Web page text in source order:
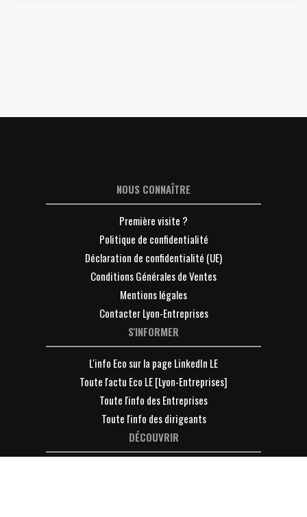
NOUS CONNAÎTRE
Première visite ?
Politique de confidentialité
Déclaration de confidentialité (UE)
Conditions Générales de Ventes
Mentions légales
Contacter Lyon-Entreprises
S'INFORMER
L'info Eco sur la page LinkedIn LE
Toute l'actu Eco LE [Lyon-Entreprises]
Toute l'info des Entreprises
Toute l'info des dirigeants
DÉCOUVRIR